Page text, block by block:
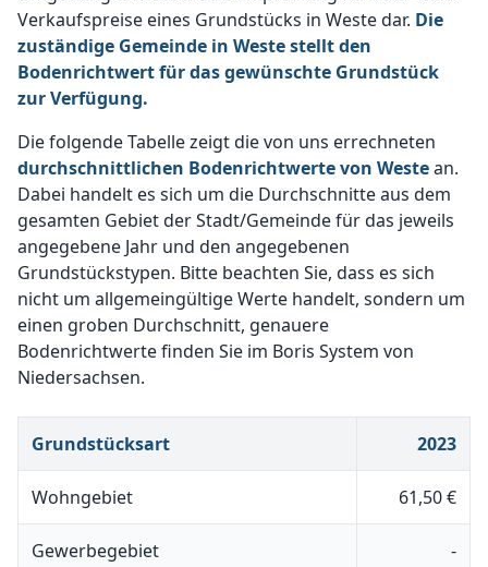
Verkaufspreise eines Grundstücks in Weste dar. Die
zuständige Gemeinde in Weste stellt den
Bodenrichtwert für das gewünschte Grundstück
zur Verfügung.
Die folgende Tabelle zeigt die von uns errechneten
durchschnittlichen Bodenrichtwerte von Westean.
Dabei handelt es sich um die Durchschnitte aus dem
gesamten Gebiet der Stadt/Gemeinde für das jeweils
angegebene Jahr und den angegebenen
Grundstückstypen. Bitte beachten Sie, dass es sich
nicht um allgemeingültige Werte handelt, sondern um
einen groben Durchschnitt, genauere
Bodenrichtwerte finden Sie im Boris System von
Niedersachsen.
Grundstücksart 2023
Wohngebiet 61,50 €
Gewerbegebiet -